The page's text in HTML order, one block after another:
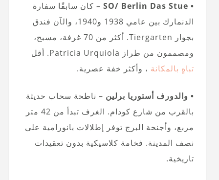
• SO/ Berlin Das Stue
– كان سابقًا سفارة
الدنمارك بين عامي 1938 و1940، والآن فندق
بجوار Tiergarten. أكثر من 70 غرفة، مسبح،
ومصممون من طراز Patricia Urquiola. أقل
تباهٍ بالمكانة ، وأكثر خفة عصرية.
• والدورف أستوريا برلين – ناطحة سحاب حديثة
بالقرب من شارع كودام. الغرف تبدأ من 42 متر
مربع، وأجنحة البرج توفر إطلالات بانورامية على
نصف المدينة. فخامة كلاسيكية بدون تعقيدات
تاريخية.